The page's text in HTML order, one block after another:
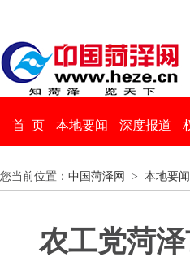
首 页 本地要闻 深度报道
您当前位置： 中国菏泽网 > 本地要闻
农工党菏